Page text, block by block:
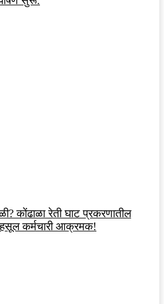
कोंढाळा रेती घाट प्रकरणातील
कर्मचारी आक्रमक!